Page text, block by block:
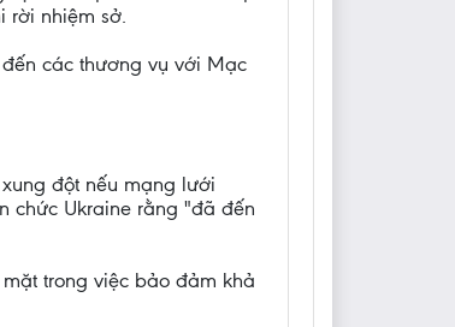
rời nhiệm sở.
các thương vụ với Mạc
đột nếu mạng lưới
chức Ukraine rằng "đã đến
trong việc bảo đảm khả